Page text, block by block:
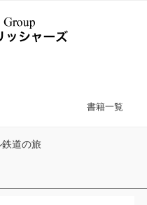
書籍一覧
道の旅